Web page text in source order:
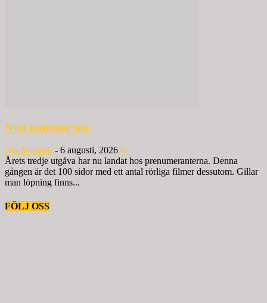
Nytt nummer ute
BG Nilensjö - 6 augusti, 2026 0
Årets tredje utgåva har nu landat hos prenumeranterna. Denna
gången är det 100 sidor med ett antal rörliga filmer dessutom. Gillar
man löpning finns...
FÖLJ OSS